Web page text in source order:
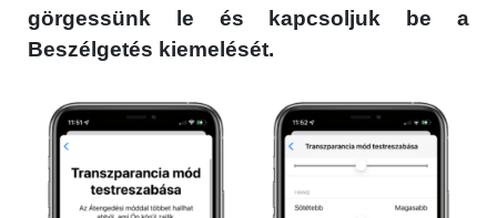
görgessünk le és kapcsoljuk be a
Beszélgetés kiemelését.